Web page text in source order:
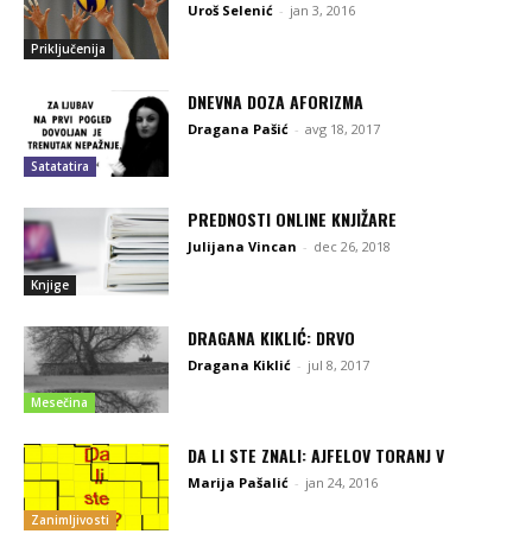
Priključenija
Uroš Selenić - jan 3, 2016
Satatatira
DNEVNA DOZA AFORIZMA
Dragana Pašić - avg 18, 2017
Knjige
PREDNOSTI ONLINE KNJIŽARE
Julijana Vincan - dec 26, 2018
Mesečina
DRAGANA KIKLIĆ: DRVO
Dragana Kiklić - jul 8, 2017
Zanimljivosti
DA LI STE ZNALI: AJFELOV TORANJ V
Marija Pašalić - jan 24, 2016